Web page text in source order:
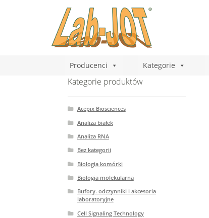
Producenci Kategorie
Kategorie produktów
Acepix Biosciences
Analiza białek
Analiza RNA
Bez kategorii
Biologia komórki
Biologia molekularna
Bufory. odczynniki i akcesoria
laboratoryjne
Cell Signaling Technology